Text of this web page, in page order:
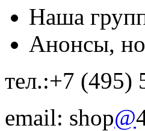
Наша
Анонсы,
тел.:+7 (495)
email: shop@